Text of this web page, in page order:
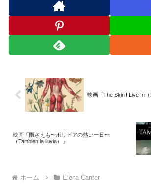
映画「The Skin I Live In（
映画「雨さえも〜ボリビアの熱い一日〜
（También la lluvia）」
ホーム Elena Canter